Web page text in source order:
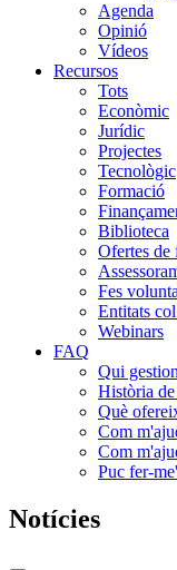
Agenda
Opinió
Vídeos
Recursos
Tots
Econòmic
Jurídic
Projectes
Tecnològic
Formació
Biblioteca
Ofertes de
Fes
Entitats
Webinars
FAQ
Qui
Història
Què
Com
Com
Puc fer-
Notícies